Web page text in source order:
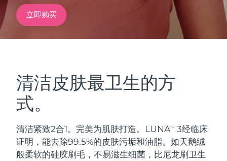
立即购买
清洁皮肤最卫生的方
式。
清洁紧致2合1。完美为肌肤打造。LUNATM
3经临床
证明，能去除99.5%的皮肤污垢和油脂。如天鹅绒
般柔软的硅胶刷毛，不易滋生细菌，比尼龙刷卫生
红光疗法
LUNA™ 4 套装
Anti-aging massage
BEAR™ 2 套装
Microcurrent toning
加拿大 预计送达日期13/08/2026
奥地利 预计送达日期
巴林
比利时 预计送达日期 09/08/2026
百慕大 预计送达日期15/08/2026